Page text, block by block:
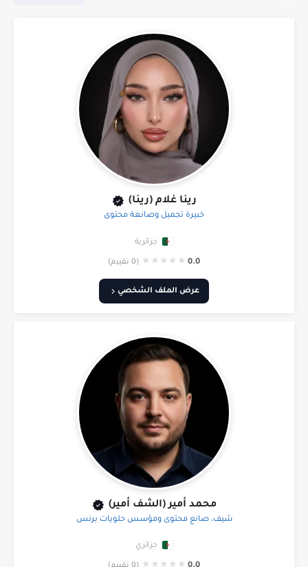
رينا غلام (رينا)
خبيرة تجميل وصانعة محتوى
جزائرية
0.0
★
★
★
★
★ (0 تقييم)
عرض الملف الشخصي
محمد أمير (الشف أمير)
شيف، صانع محتوى ومؤسس حلويات برنس
جزائري